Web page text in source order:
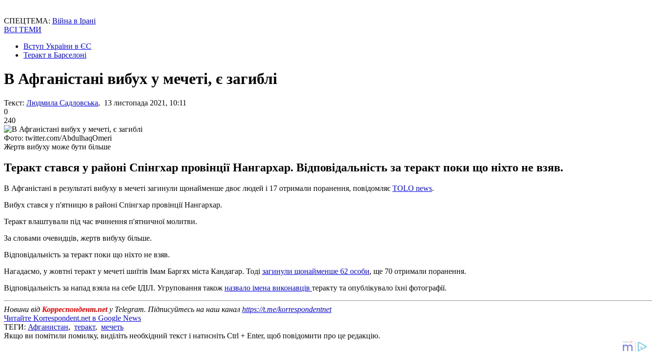
СПЕЦТЕМА: Війна в Ірані
ВСІ ТЕМИ
Вступ України в ЄС
Теракт в Барселоні
В Афганістані вибух у мечеті, є загиблі
Текст: Людмила Садловська, 13 листопада 2021, 10:11
0
240
Фото: twitter.com/AbdulhaqOmeri
Жертв вибуху може бути більше
Теракт стався у районі Спінгхар провінції Нангархар. Відповідальність за теракт поки що ніхто не взяв.
В Афганістані в результаті вибуху в мечеті загинули щонайменше двоє людей і 17 отримали поранення, повідомляє TOLO news.
Вибух стався у п'ятницю в районі Спінгхар провінції Нангархар.
Теракт влаштували під час вчинення п'ятничної молитви.
За словами очевидців, жертв вибуху більше.
Відповідальність за теракт поки що ніхто не взяв.
Нагадаємо, у жовтні теракт у мечеті шиїтів Імам Баргях міста Кандагар. Тоді загинули щонайменше 62 особи, ще 70 отримали поранення.
Відповідальність за напад взяла на себе ІДІЛ. Угруповання також назвало імена виконавців теракту та опублікувало їхні фотографії.
Новини від Корреспондент.netу Telegram. Підписуйтесь на наш канал https://t.me/korrespondentnet
Читайте Korrespondent.net в Google News
ТЕГИ: Афганистан, теракт, мечеть
Якщо ви помітили помилку, виділіть необхідний текст і натисніть Ctrl + Enter, щоб повідомити про це редакцію.